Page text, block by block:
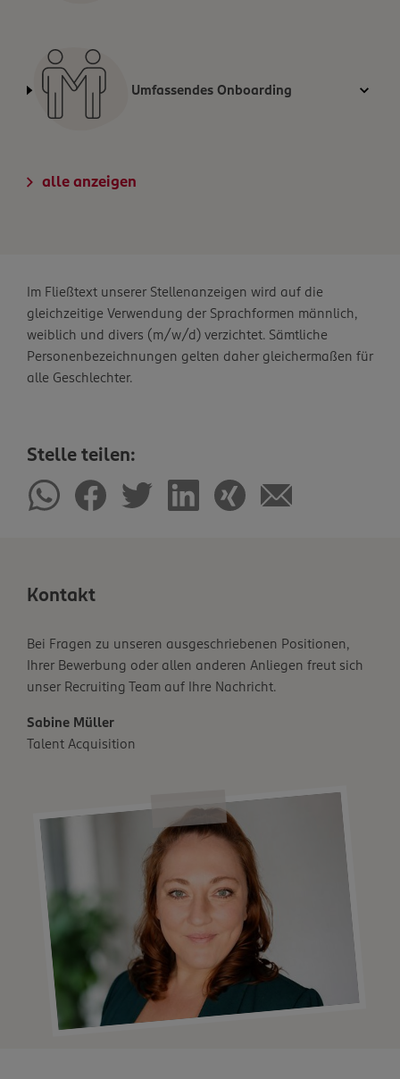
Umfassendes Onboarding
alle anzeigen
Im Fließtext unserer Stellenanzeigen wird auf die
gleichzeitige Verwendung der Sprachformen männlich,
weiblich und divers (m/w/d) verzichtet. Sämtliche
Personenbezeichnungen gelten daher gleichermaßen für
alle Geschlechter.
Stelle teilen:
Kontakt
Bei Fragen zu unseren ausgeschriebenen Positionen,
Ihrer Bewerbung oder allen anderen Anliegen freut sich
unser Recruiting Team auf Ihre Nachricht.
Sabine Müller
Talent Acquisition